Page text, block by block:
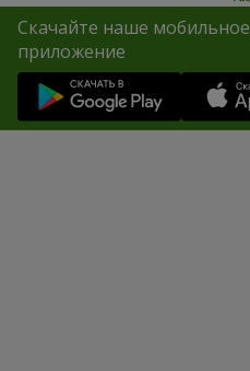
Скачайте наше мобильное
приложение